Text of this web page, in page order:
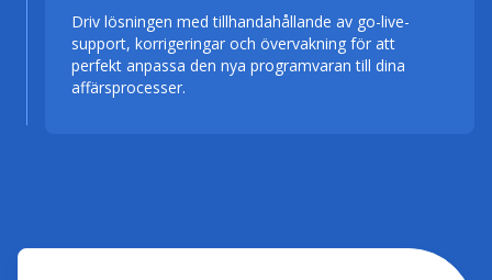
Driv lösningen med tillhandahållande av go-live-
support, korrigeringar och övervakning för att
perfekt anpassa den nya programvaran till dina
affärsprocesser.